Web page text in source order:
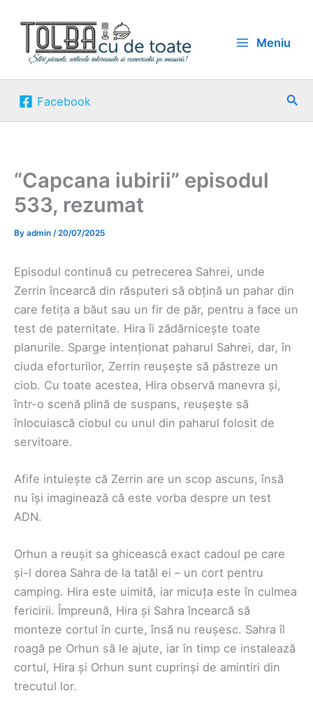
content
Meniu
Facebook
“Capcana iubirii” episodul
533, rezumat
By admin /20/07/2025
Episodul continuă cu petrecerea Sahrei, unde
Zerrin încearcă din răsputeri să obțină un pahar din
care fetița a băut sau un fir de păr, pentru a face un
test de paternitate. Hira îi zădărnicește toate
planurile. Sparge intenționat paharul Sahrei, dar, în
ciuda eforturilor, Zerrin reușește să păstreze un
ciob. Cu toate acestea, Hira observă manevra și,
într-o scenă plină de suspans, reușește să
înlocuiască ciobul cu unul din paharul folosit de
servitoare.
Afife intuiește că Zerrin are un scop ascuns, însă
nu își imaginează că este vorba despre un test
ADN.
Orhun a reușit sa ghicească exact cadoul pe care
și-l dorea Sahra de la tatăl ei – un cort pentru
camping. Hira este uimită, iar micuța este în culmea
fericirii. Împreună, Hira și Sahra încearcă să
monteze cortul în curte, însă nu reușesc. Sahra îl
roagă pe Orhun să le ajute, iar în timp ce instalează
cortul, Hira și Orhun sunt cuprinși de amintiri din
trecutul lor.